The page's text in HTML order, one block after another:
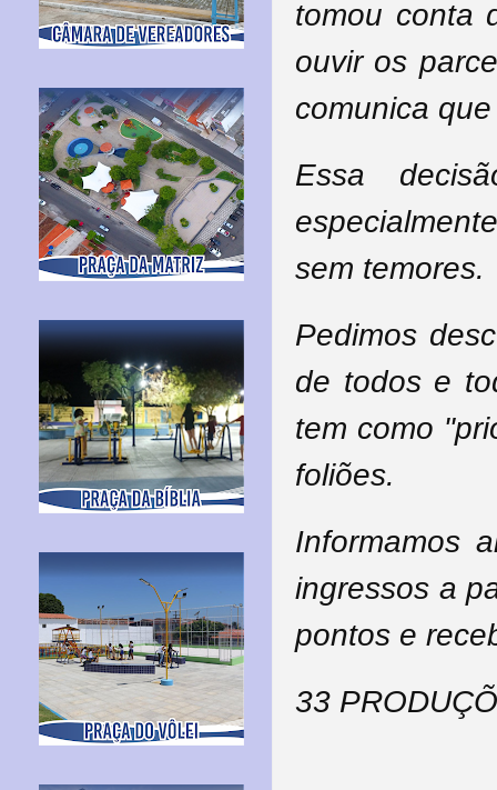
tomou conta
ouvir os
comunica
Essa
sem temores.
Pedimos
de todos e
tem como
foliões.
Informamos
ingressos a
pontos e
33